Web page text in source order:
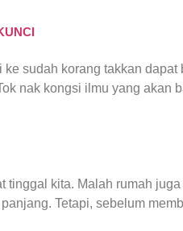
sudah korang takkan dapat
nak kongsi ilmu yang akan
kita. Malah rumah
Tetapi, sebelum